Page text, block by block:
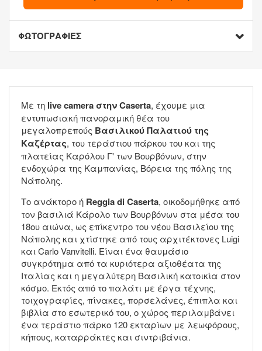
ΦΩΤΟΓΡΑΦΙΕΣ
Με τη live camera στην Caserta, έχουμε μια
εντυπωσιακή πανοραμική θέα του
μεγαλοπρεπούς Βασιλικού Παλατιού της
Καζέρτας, του τεράστιου πάρκου του και της
πλατείας Καρόλου Γ' των Βουρβόνων, στην
ενδοχώρα της Καμπανίας, Βόρεια της πόλης της
Νάπολης.
Το ανάκτορο ή Reggiadi Caserta, οικοδομήθηκε από
τον βασιλιά Κάρολο των Βουρβόνων στα μέσα του
18ου αιώνα, ως επίκεντρο του νέου Βασιλείου της
Νάπολης και χτίστηκε από τους αρχιτέκτονες Luigi
και Carlo Vanvitelli. Eίναι ένα θαυμάσιο
συγκρότημα από τα κυριότερα αξιοθέατα της
Ιταλίας και η μεγαλύτερη Βασιλική κατοικία στον
κόσμο. Εκτός από το παλάτι με έργα τέχνης,
τοιχογραφίες, πίνακες, πορσελάνες, έπιπλα και
βιβλία στο εσωτερικό του, ο χώρος περιλαμβάνει
ένα τεράστιο πάρκο 120 εκταρίων με λεωφόρους,
κήπους, καταρράκτες και σιντριβάνια.